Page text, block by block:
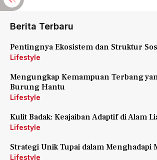
Berita Terbaru
Pentingnya Ekosistem dan Struktur
Lifestyle
Mengungkap Kemampuan Terbang
Burung Hantu
Lifestyle
Kulit Badak: Keajaiban Adaptif di Alam
Lifestyle
Strategi Unik Tupai dalam Menghadapi
Lifestyle